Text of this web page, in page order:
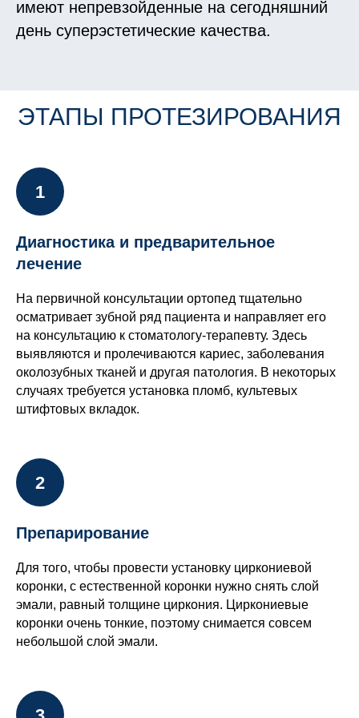
имеют непревзойденные на сегодняшний
день суперэстетические качества.
ЭТАПЫ ПРОТЕЗИРОВАНИЯ
Диагностика и предварительное
лечение
На первичной консультации ортопед тщательно
осматривает зубной ряд пациента и направляет его
на консультацию к стоматологу-терапевту. Здесь
выявляются и пролечиваются кариес, заболевания
околозубных тканей и другая патология. В некоторых
случаях требуется установка пломб, культевых
штифтовых вкладок.
Препарирование
Для того, чтобы провести установку циркониевой
коронки, с естественной коронки нужно снять слой
эмали, равный толщине циркония. Циркониевые
коронки очень тонкие, поэтому снимается совсем
небольшой слой эмали.